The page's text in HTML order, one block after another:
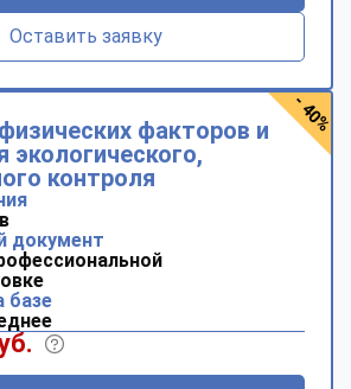
Оставить заявку
факторов и
экологического,
контроля
документ
базе
- 40%